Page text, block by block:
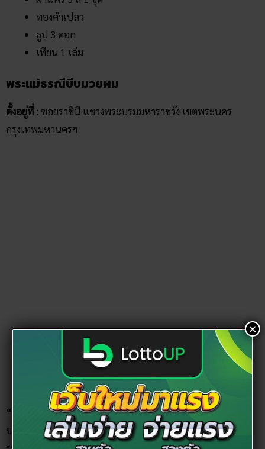
ทองคำเปลว
ธูป 3 ดอก
เทียน 1 เล่ม
พระแม่ธรณีบีบมวยผม
ตั้งอยู่ที่ : ซอยราชินี แขวงพระบรมมหาราชวัง เขตพระนคร
กรุงเทพมหานครฯ
ขอบคุณภาพจาก
“ พระแม่ธรณีบีบมวยผม”เป็นอีกสถานที่หนึ่งที่ต้องไปไหว้เพื่อ
ขอพรสอบข้าราชการ เนื่องจากพระแม่ธรณีมีความเกี่ยวข้องกับ
×